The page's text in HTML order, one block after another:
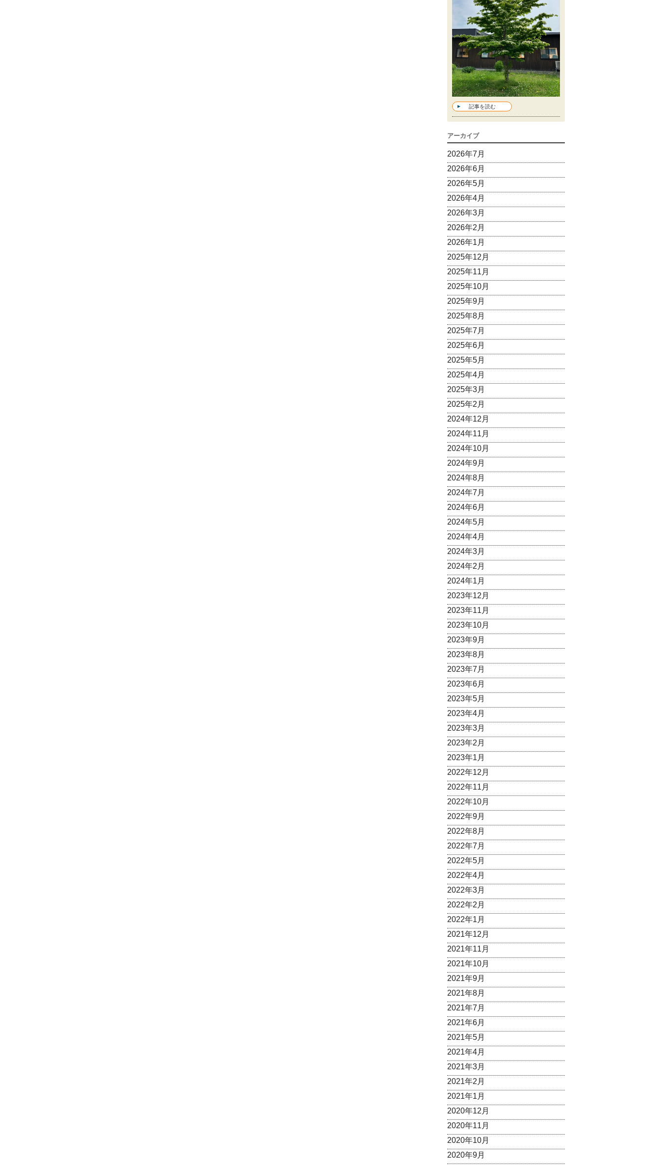
記事を読む
アーカイブ
2026年7月
2026年6月
2026年5月
2026年4月
2026年3月
2026年2月
2026年1月
2025年12月
2025年11月
2025年10月
2025年9月
2025年8月
2025年7月
2025年6月
2025年5月
2025年4月
2025年3月
2025年2月
2024年12月
2024年11月
2024年10月
2024年9月
2024年8月
2024年7月
2024年6月
2024年5月
2024年4月
2024年3月
2024年2月
2024年1月
2023年12月
2023年11月
2023年10月
2023年9月
2023年8月
2023年7月
2023年6月
2023年5月
2023年4月
2023年3月
2023年2月
2023年1月
2022年12月
2022年11月
2022年10月
2022年9月
2022年8月
2022年7月
2022年5月
2022年4月
2022年3月
2022年2月
2022年1月
2021年12月
2021年11月
2021年10月
2021年9月
2021年8月
2021年7月
2021年6月
2021年5月
2021年4月
2021年3月
2021年2月
2021年1月
2020年12月
2020年11月
2020年10月
2020年9月